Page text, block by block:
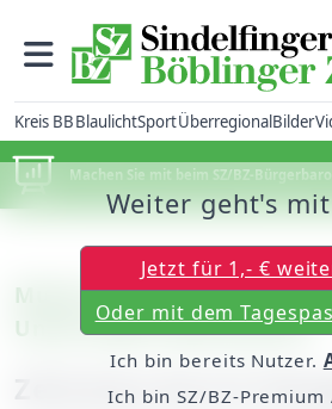
Kreis BBBlaulichtSportÜberregionalBilder
Machen Sie mit beim SZ/BZ-
Musik: Musical des
Unterrieden-Gymnasiums
Zeitreise durch
Weiter geht's
Jetzt für 1,- €
Oder mit dem
Ich bin bereits Nutzer.
Ich bin SZ/BZ-Premium